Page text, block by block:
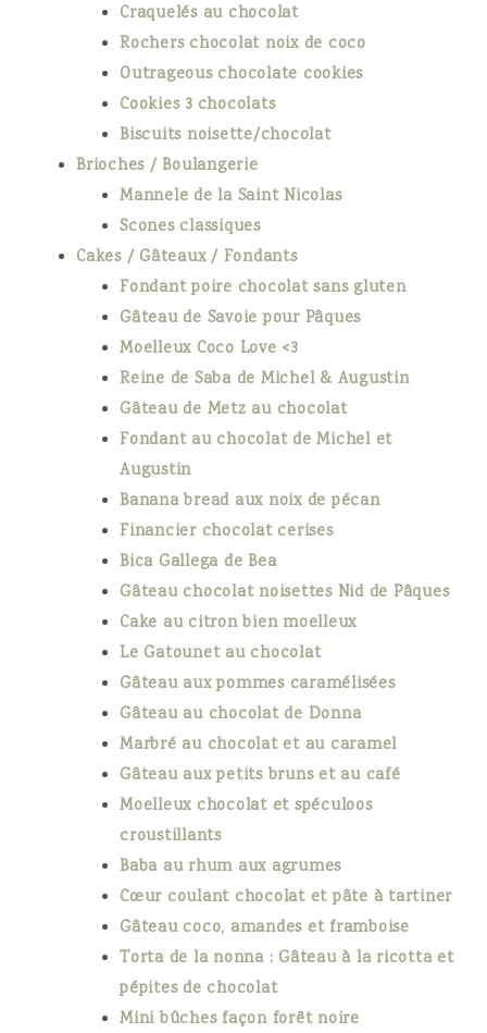
Craquelés au chocolat
Rochers chocolat noix de coco
Outrageous chocolate cookies
Cookies 3 chocolats
Biscuits noisette/chocolat
Brioches / Boulangerie
Mannele de la Saint Nicolas
Scones classiques
Cakes / Gâteaux / Fondants
Fondant poire chocolat sans gluten
Gâteau de Savoie pour Pâques
Moelleux Coco Love <3
Reine de Saba de Michel & Augustin
Gâteau de Metz au chocolat
Fondant au chocolat de Michel et
Augustin
Banana bread aux noix de pécan
Financier chocolat cerises
Bica Gallega de Bea
Gâteau chocolat noisettes Nid de Pâques
Cake au citron bien moelleux
Le Gatounet au chocolat
Gâteau aux pommes caramélisées
Gâteau au chocolat de Donna
Marbré au chocolat et au caramel
Gâteau aux petits bruns et au café
Moelleux chocolat et spéculoos
croustillants
Baba au rhum aux agrumes
Cœur coulant chocolat et pâte à tartiner
Gâteau coco, amandes et framboise
Torta de la nonna : Gâteau à la ricotta et
pépites de chocolat
Mini bûches façon forêt noire